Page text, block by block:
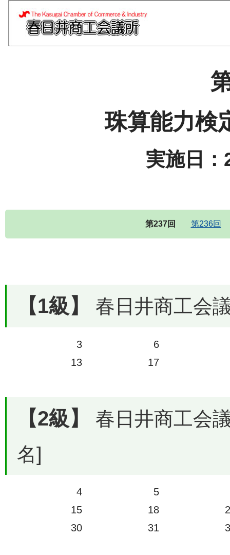
珠算能力検
実施日：
第237回 第236回
【1級】 春日井商工会
3
6
13
17
【2級】 春日井商工会
名]
4
5
15
18
30
31